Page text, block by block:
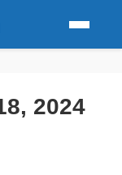
2024